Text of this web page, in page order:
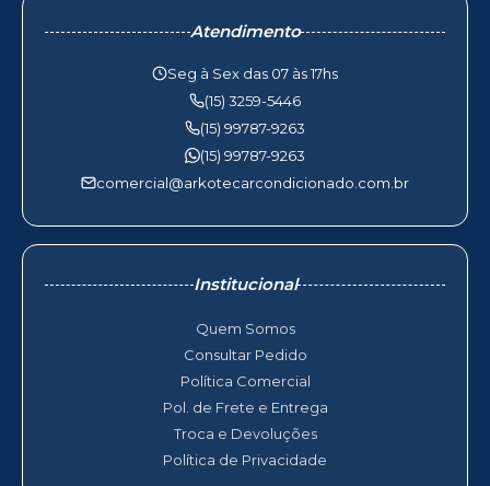
Atendimento
Seg à Sex das 07 às 17hs
(15) 3259-5446
(15) 99787-9263
(15) 99787-9263
comercial@arkotecarcondicionado.com.br
Institucional
Quem Somos
Consultar Pedido
Política Comercial
Pol. de Frete e Entrega
Troca e Devoluções
Política de Privacidade